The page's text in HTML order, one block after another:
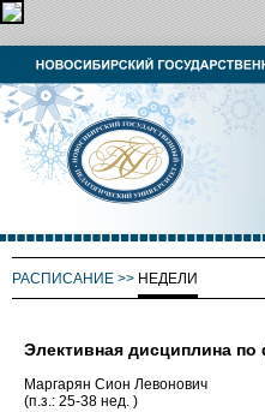
РАСПИСАНИЕ >> НЕДЕЛИ
Элективная дисциплина
Маргарян Сион Левонович
(п.з.: 25-38 нед. )